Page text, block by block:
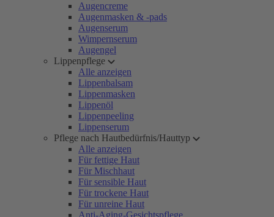
Augencreme
Augenmasken & -pads
Augenserum
Wimpernserum
Augengel
Lippenpflege
Alle anzeigen
Lippenbalsam
Lippenmasken
Lippenöl
Lippenpeeling
Lippenserum
Pflege nach Hautbedürfnis/Hauttyp
Alle anzeigen
Für fettige Haut
Für Mischhaut
Für sensible Haut
Für trockene Haut
Für unreine Haut
Anti-Aging-Gesichtspflege